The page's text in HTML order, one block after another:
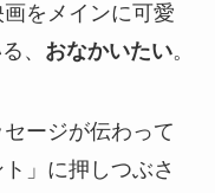
をメインに可愛
、 おなかいたい。
ージが伝わって
」に押しつぶさ